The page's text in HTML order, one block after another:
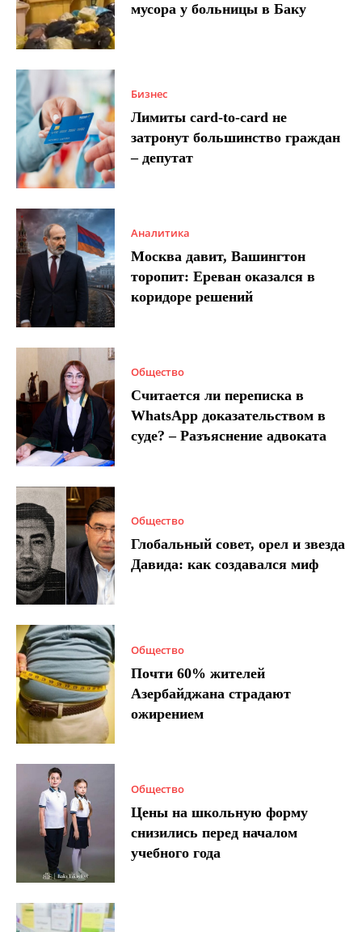
мусора у больницы в Баку
Бизнес
Лимиты card-to-card не
затронут большинство граждан
– депутат
Аналитика
Москва давит, Вашингтон
торопит: Ереван оказался в
коридоре решений
Общество
Считается ли переписка в
WhatsApp доказательством в
суде? – Разъяснение адвоката
Общество
Глобальный совет, орел и звезда
Давида: как создавался миф
Общество
Почти 60% жителей
Азербайджана страдают
ожирением
Общество
Цены на школьную форму
снизились перед началом
учебного года